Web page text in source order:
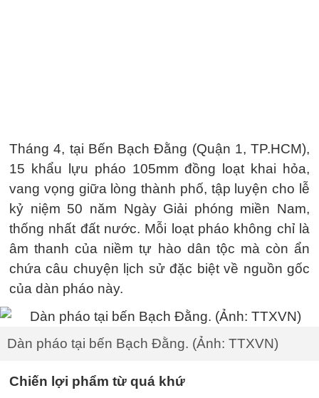
Tháng 4, tại Bến Bạch Đằng (Quận 1, TP.HCM),
15 khẩu lựu pháo 105mm đồng loạt khai hỏa,
vang vọng giữa lòng thành phố, tập luyện cho lễ
kỷ niệm 50 năm Ngày Giải phóng miền Nam,
thống nhất đất nước. Mỗi loạt pháo không chỉ là
âm thanh của niềm tự hào dân tộc mà còn ẩn
chứa câu chuyện lịch sử đặc biệt về nguồn gốc
của dàn pháo này.
Dàn pháo tại bến Bạch Đằng. (Ảnh: TTXVN)
Chiến lợi phẩm từ quá khứ